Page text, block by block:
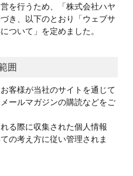
を行うため、「株式会社ハヤ
き、以下のとおり「ウェブサ
ついて」を定めました。
囲
客様が当社のサイトを通じて
ールマガジンの購読などをご
る際に収集された個人情報
の考え方に従い管理されま